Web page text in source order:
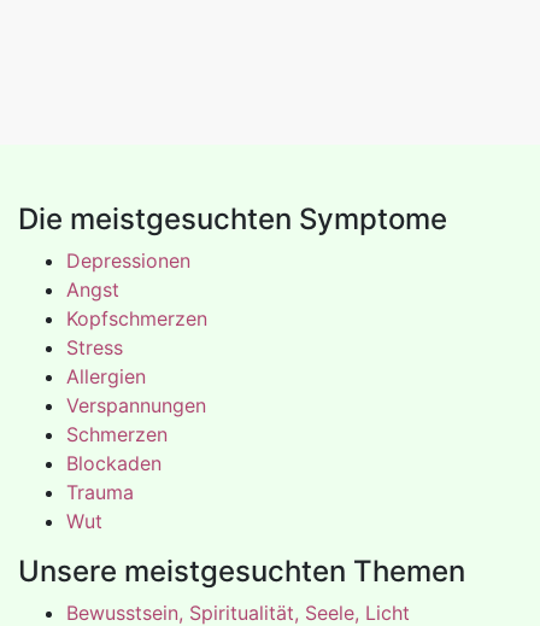
Die meistgesuchten Symptome
Depressionen
Angst
Kopfschmerzen
Stress
Allergien
Verspannungen
Schmerzen
Blockaden
Trauma
Wut
Unsere meistgesuchten Themen
Bewusstsein, Spiritualität, Seele, Licht